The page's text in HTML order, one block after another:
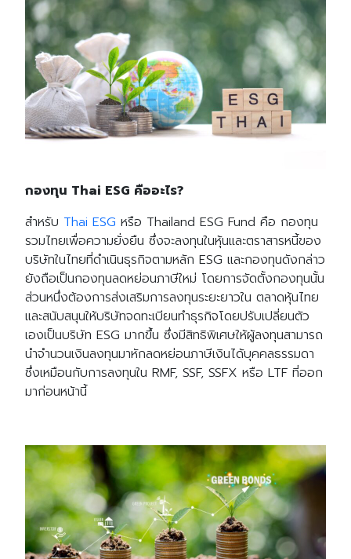
กองทุน Thai ESG คืออะไร?
สำหรับ Thai ESG หรือ Thailand ESG Fund คือ กองทุน
รวมไทยเพื่อความยั่งยืน ซึ่งจะลงทุนในหุ้นและตราสารหนี้ของ
บริษัทในไทยที่ดำเนินธุรกิจตามหลัก ESG และกองทุนดังกล่าว
ยังถือเป็นกองทุนลดหย่อนภาษีใหม่ โดยการจัดตั้งกองทุนนั้น
ส่วนหนึ่งต้องการส่งเสริมการลงทุนระยะยาวใน ตลาดหุ้นไทย
และสนับสนุนให้บริษัทจดทะเบียนทำธุรกิจโดยปรับเปลี่ยนตัว
เองเป็นบริษัท ESG มากขึ้น ซึ่งมีสิทธิพิเศษให้ผู้ลงทุนสามารถ
นำจำนวนเงินลงทุนมาหักลดหย่อนภาษีเงินได้บุคคลธรรมดา
ซึ่งเหมือนกับการลงทุนใน RMF, SSF, SSFX หรือ LTF ที่ออก
มาก่อนหน้านี้